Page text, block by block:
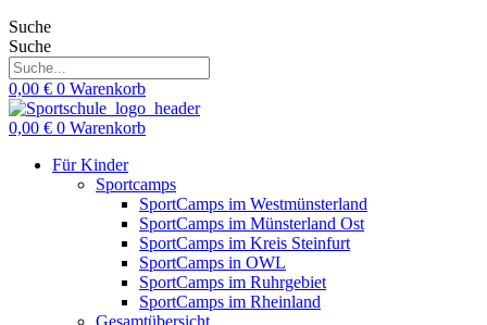
Suche
Suche
0,00 € 0 Warenkorb
0,00 € 0 Warenkorb
Für Kinder
Sportcamps
SportCamps im Westmünsterland
SportCamps im Münsterland Ost
SportCamps im Kreis Steinfurt
SportCamps in OWL
SportCamps im Ruhrgebiet
SportCamps im Rheinland
Gesamtübersicht